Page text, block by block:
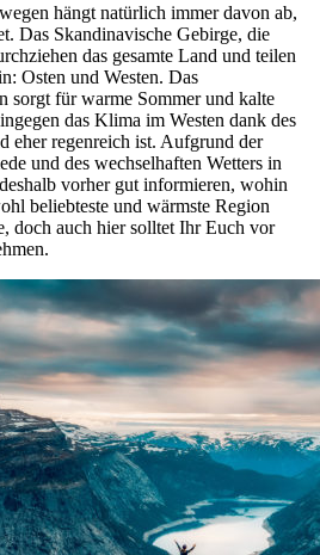
hängt natürlich immer davon ab,
Das Skandinavische Gebirge, die
das gesamte Land und teilen
Osten und Westen. Das
sorgt für warme Sommer und kalte
das Klima im Westen dank des
eher regenreich ist. Aufgrund der
und des wechselhaften Wetters in
vorher gut informieren, wohin
beliebteste und wärmste Region
doch auch hier solltet Ihr Euch vor